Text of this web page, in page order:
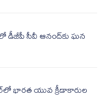
డీజీపీ సీవీ ఆనంద్‌కు ఘన
భారత యువ క్రీడాకారుల